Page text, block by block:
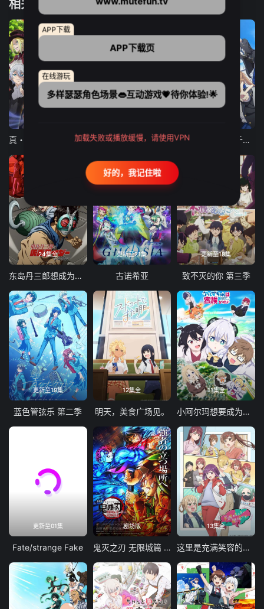
相关推荐
真・进化果 实不知不觉踏上胜利的人生 东京猫猫 NEW～♡ 弹珠汽水瓶里的千岁同学
24集全
东岛丹三郎想成为假面骑士
更新至21集
古诺希亚
更新至18集
致不灭的你 第三季
更新至19集
蓝色管弦乐 第二季
12集全
明天，美食广场见。
11集全
小阿尔玛想要成为家人
更新至01集
Fate/strange Fake
剧场版
鬼灭之刃 无限城篇 第一章 猗窝座再袭
13集全
这里是充满笑容的职场。
APP下载
APP下载页
在线游玩
多样瑟瑟角色场景👄互动游戏💗待你体验!🌟
加载失败或播放缓慢，请使用VPN
好的，我记住啦